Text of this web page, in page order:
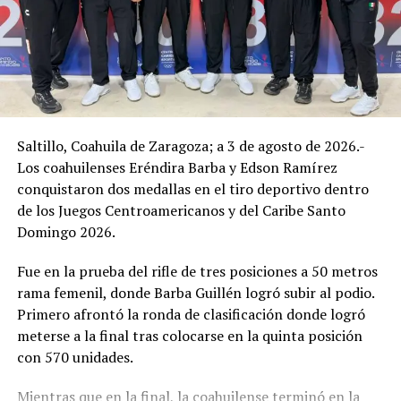
Saltillo, Coahuila de Zaragoza; a 3 de agosto de 2026.-
Los coahuilenses Eréndira Barba y Edson Ramírez
conquistaron dos medallas en el tiro deportivo dentro
de los Juegos Centroamericanos y del Caribe Santo
Domingo 2026.
Fue en la prueba del rifle de tres posiciones a 50 metros
rama femenil, donde Barba Guillén logró subir al podio.
Primero afrontó la ronda de clasificación donde logró
meterse a la final tras colocarse en la quinta posición
con 570 unidades.
Mientras que en la final, la coahuilense terminó en la